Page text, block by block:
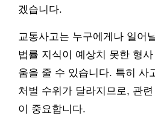
겠습니다.
교통사고는 누구에게나 일어
법률 지식이 예상치 못한 형
움을 줄 수 있습니다. 특히 사
처벌 수위가 달라지므로, 관
이 중요합니다.